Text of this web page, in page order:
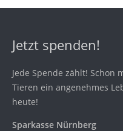
Jetzt spenden!
Jede Spende zählt! Schon
Tieren ein angenehmes
heute!
Sparkasse Nürnberg